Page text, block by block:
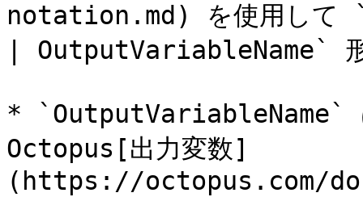
notation.md) を使用して
| OutputVariableName` 形
* `OutputVariableName`
Octopus[出力変数]
(https://octopus.com/